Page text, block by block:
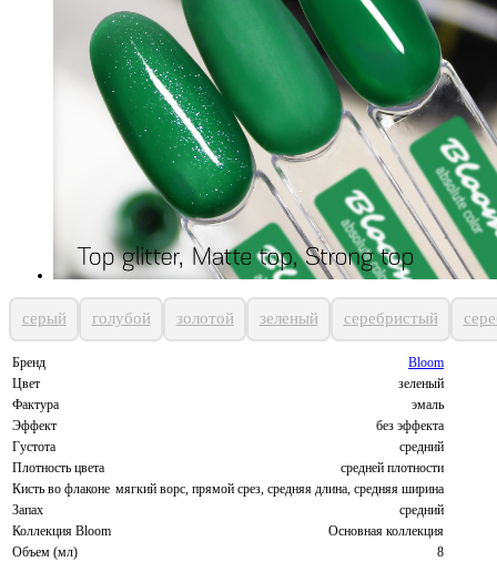
серый голубой золотой зеленый серебристый
Бренд
Bloom
Цвет
зеленый
Фактура
эмаль
Эффект
без эффекта
Густота
средний
Плотность цвета
средней плотности
Кисть во флаконе мягкий ворс, прямой срез, средняя длина, средняя ширина
Запах
средний
Коллекция Bloom
Основная коллекция
Объем (мл)
8